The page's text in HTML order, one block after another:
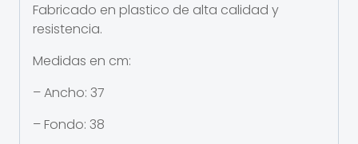
Fabricado en plastico de alta calidad y
resistencia.
Medidas en cm:
– Ancho: 37
– Fondo: 38